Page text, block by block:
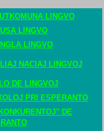
LINGVO
LINGVO
LINGVO
NACIAJ LINGVOJ
DE LINGVOJ
PRI ESPERANTO
DE